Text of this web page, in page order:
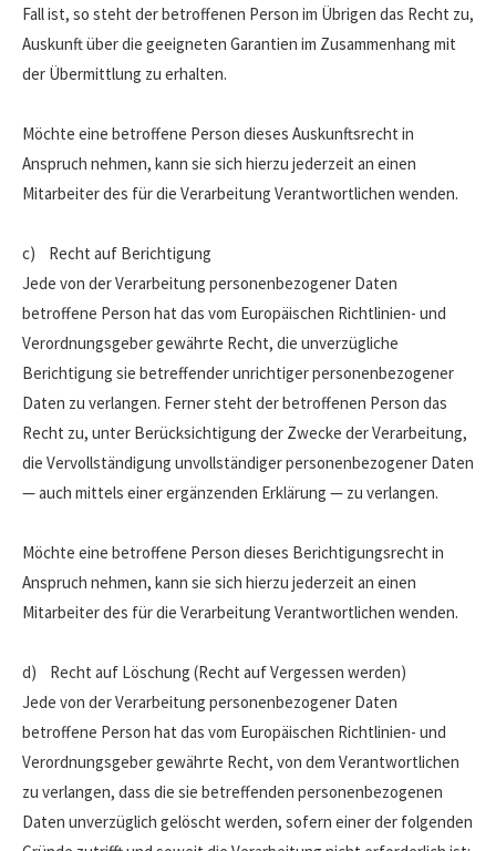
Fall ist, so steht der betroffenen Person im Übrigen das Recht zu,
Auskunft über die geeigneten Garantien im Zusammenhang mit
der Übermittlung zu erhalten.
Möchte eine betroffene Person dieses Auskunftsrecht in
Anspruch nehmen, kann sie sich hierzu jederzeit an einen
Mitarbeiter des für die Verarbeitung Verantwortlichen wenden.
c) Recht auf Berichtigung
Jede von der Verarbeitung personenbezogener Daten
betroffene Person hat das vom Europäischen Richtlinien- und
Verordnungsgeber gewährte Recht, die unverzügliche
Berichtigung sie betreffender unrichtiger personenbezogener
Daten zu verlangen. Ferner steht der betroffenen Person das
Recht zu, unter Berücksichtigung der Zwecke der Verarbeitung,
die Vervollständigung unvollständiger personenbezogener Daten
— auch mittels einer ergänzenden Erklärung — zu verlangen.
Möchte eine betroffene Person dieses Berichtigungsrecht in
Anspruch nehmen, kann sie sich hierzu jederzeit an einen
Mitarbeiter des für die Verarbeitung Verantwortlichen wenden.
d) Recht auf Löschung (Recht auf Vergessen werden)
Jede von der Verarbeitung personenbezogener Daten
betroffene Person hat das vom Europäischen Richtlinien- und
Verordnungsgeber gewährte Recht, von dem Verantwortlichen
zu verlangen, dass die sie betreffenden personenbezogenen
Daten unverzüglich gelöscht werden, sofern einer der folgenden